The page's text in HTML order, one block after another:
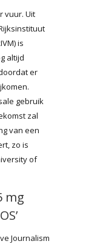
vuur. Uit
is
altijd
er
gebruik
zal
van een
zo is
of
mg
Journalism